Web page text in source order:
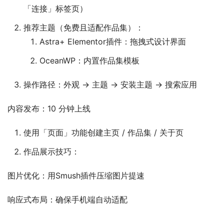
「连接」标签页）
推荐主题（免费且适配作品集）：
Astra+ Elementor插件：拖拽式设计界面
OceanWP：内置作品集模板
操作路径：外观 → 主题 → 安装主题 → 搜索应用
内容发布：10 分钟上线
使用「页面」功能创建主页 / 作品集 / 关于页
作品展示技巧：
图片优化：用Smush插件压缩图片提速
响应式布局：确保手机端自动适配